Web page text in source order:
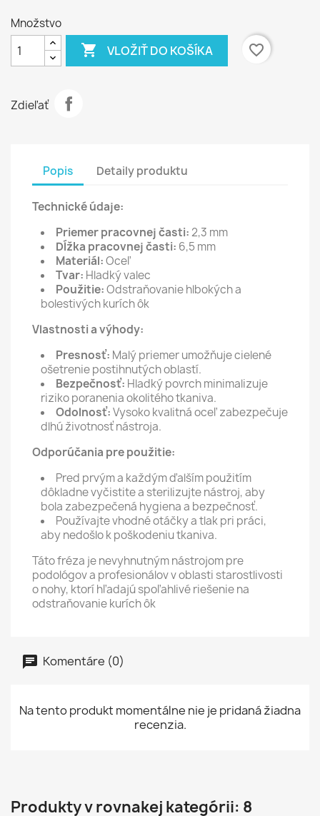
Množstvo
 VLOŽIŤ DO KOŠÍKA favorite_border
Zdieľať
Popis Detaily produktu
Technické údaje:
Priemer pracovnej časti:2,3 mm
Dĺžka pracovnej časti: 6,5 mm
Materiál:Oceľ
Tvar: Hladký valec
Použitie:Odstraňovanie hlbokých a
bolestivých kurích ôk
Vlastnosti a výhody:
Presnosť: Malý priemer umožňuje cielené
ošetrenie postihnutých oblastí.
Bezpečnosť: Hladký povrch minimalizuje
riziko poranenia okolitého tkaniva.
Odolnosť:Vysoko kvalitná oceľ zabezpečuje
dlhú životnosť nástroja.
Odporúčania pre použitie:
Pred prvým a každým ďalším použitím
dôkladne vyčistite a sterilizujte nástroj, aby
bola zabezpečená hygiena a bezpečnosť.
Používajte vhodné otáčky a tlak pri práci,
aby nedošlo k poškodeniu tkaniva.
Táto fréza je nevyhnutným nástrojom pre
podológov a profesionálov v oblasti starostlivosti
o nohy, ktorí hľadajú spoľahlivé riešenie na
odstraňovanie kurích ôk
Komentáre (0)
Na tento produkt momentálne nie je pridaná žiadna
recenzia.
Produkty v rovnakej kategórii: 8